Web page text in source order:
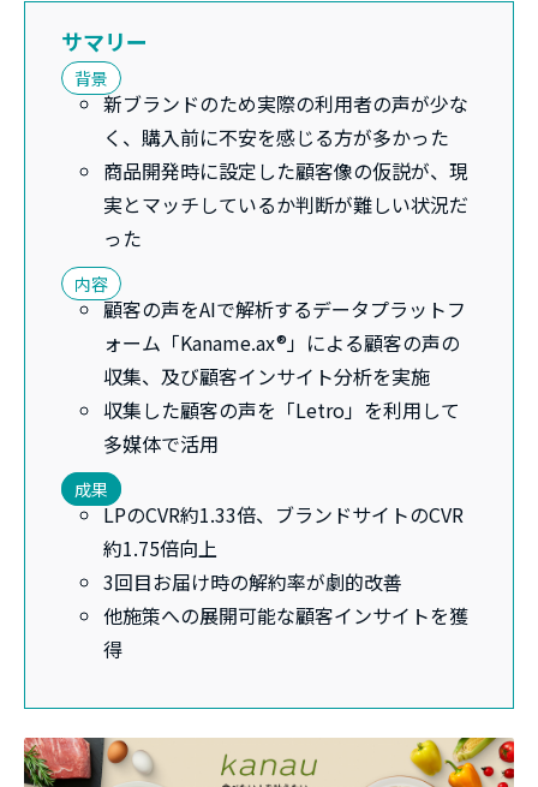
サマリー
背景
新ブランドのため実際の利用者の声が少な
く、購入前に不安を感じる方が多かった
商品開発時に設定した顧客像の仮説が、現
実とマッチしているか判断が難しい状況だ
った
内容
顧客の声をAIで解析するデータプラットフ
ォーム「Kaname.ax®」による顧客の声の
収集、及び顧客インサイト分析を実施
収集した顧客の声を「Letro」を利用して
多媒体で活用
成果
LPのCVR約1.33倍、ブランドサイトのCVR
約1.75倍向上
3回目お届け時の解約率が劇的改善
他施策への展開可能な顧客インサイトを獲
得